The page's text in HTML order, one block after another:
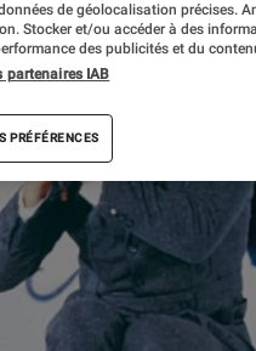
de géolocalisation précises.
Stocker et/ou accéder à des
des publicités et du
partenaires IAB
PRÉFÉRENCES